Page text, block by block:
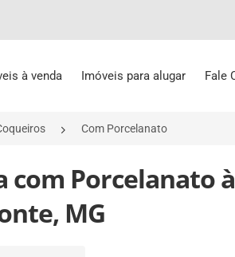
à venda Imóveis para alugar Fale
Com Porcelanato
com Porcelanato
MG